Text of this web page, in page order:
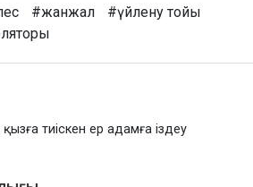
#жанжал
#үйлену тойы
тиіскен ер адамға іздеу